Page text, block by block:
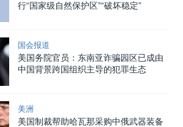
行“国家级自然保护区”“破坏稳定”
国会报道
美国务院官员：东南亚诈骗园区已成由
中国背景跨国组织主导的犯罪生态
美洲
美国制裁帮助哈瓦那采购中俄武器装备